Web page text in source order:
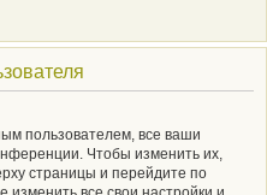
пользователем, все ваши
Чтобы изменить их,
страницы и перейдите по